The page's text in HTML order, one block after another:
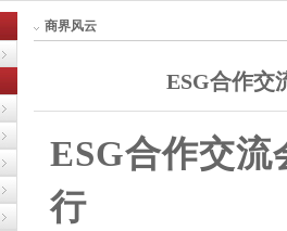
商界风云
ESG合作交
ESG合作交
行